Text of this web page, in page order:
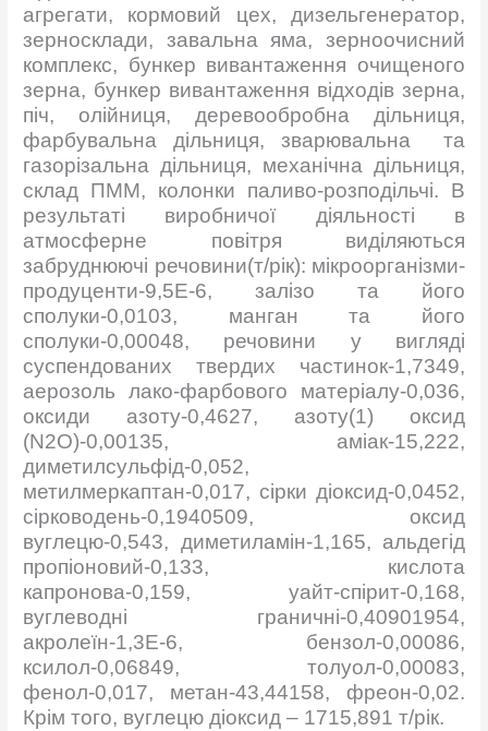
агрегати, кормовий цех, дизельгенератор,
зерносклади, завальна яма, зерноочисний
комплекс, бункер вивантаження очищеного
зерна, бункер вивантаження відходів зерна,
піч, олійниця, деревообробна дільниця,
фарбувальна дільниця, зварювальна та
газорізальна дільниця, механічна дільниця,
склад ПММ, колонки паливо-розподільчі. В
результаті виробничої діяльності в
атмосферне повітря виділяються
забруднюючі речовини(т/рік): мікроорганізми-
продуценти-9,5Е-6, залізо та його
сполуки-0,0103, манган та його
сполуки-0,00048, речовини у вигляді
суспендованих твердих частинок-1,7349,
аерозоль лако-фарбового матеріалу-0,036,
оксиди азоту-0,4627, азоту(1) оксид
(N2O)-0,00135, аміак-15,222,
диметилсульфід-0,052,
метилмеркаптан-0,017, сірки діоксид-0,0452,
сірководень-0,1940509, оксид
вуглецю-0,543, диметиламін-1,165, альдегід
пропіоновий-0,133, кислота
капронова-0,159, уайт-спірит-0,168,
вуглеводні граничні-0,40901954,
акролеїн-1,3Е-6, бензол-0,00086,
ксилол-0,06849, толуол-0,00083,
фенол-0,017, метан-43,44158, фреон-0,02.
Крім того, вуглецю діоксид – 1715,891 т/рік.